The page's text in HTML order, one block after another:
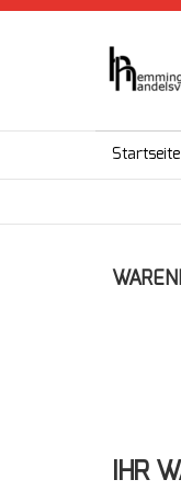
Startseite
IHR